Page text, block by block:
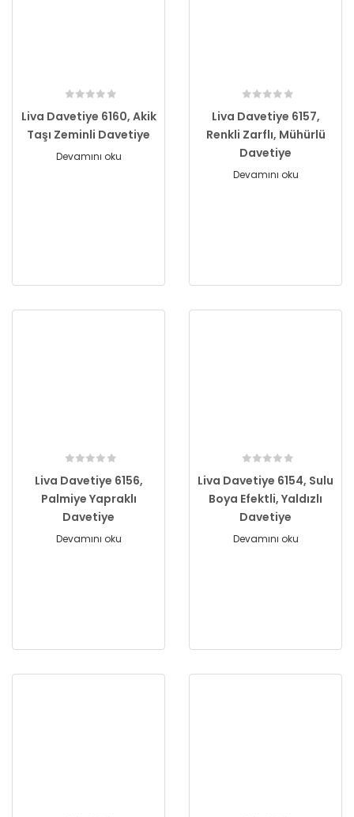
Liva Davetiye 6160, Akik
Taşı Zeminli Davetiye
Devamını oku
Liva Davetiye 6157,
Renkli Zarflı, Mühürlü
Davetiye
Devamını oku
Liva Davetiye 6156,
Palmiye Yapraklı
Davetiye
Devamını oku
Liva Davetiye 6154, Sulu
Boya Efektli, Yaldızlı
Davetiye
Devamını oku